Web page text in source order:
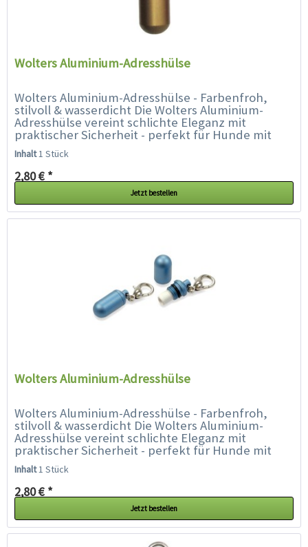
Wolters Aluminium-Adresshülse
Wolters Aluminium-Adresshülse - Farbenfroh,
stilvoll & wasserdicht Die Wolters Aluminium-
Adresshülse vereint schlichte Eleganz mit
praktischer Sicherheit - perfekt für Hunde mit
Stil. Ob Prinz oder Prinzessin,...
Inhalt1 Stück
2,80 € *
Jetzt bestellen
Wolters Aluminium-Adresshülse
Wolters Aluminium-Adresshülse - Farbenfroh,
stilvoll & wasserdicht Die Wolters Aluminium-
Adresshülse vereint schlichte Eleganz mit
praktischer Sicherheit - perfekt für Hunde mit
Stil. Ob Prinz oder Prinzessin,...
Inhalt1 Stück
2,80 € *
Jetzt bestellen